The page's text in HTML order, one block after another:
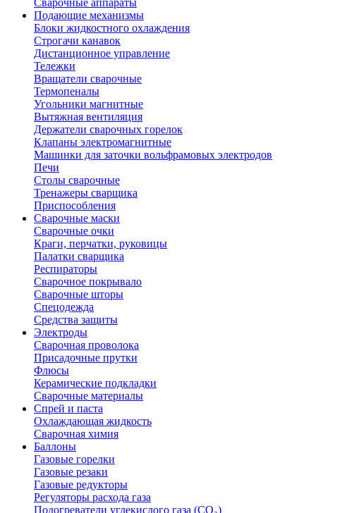
Подающие механизмы
Блоки жидкостного охлаждения
Строгачи канавок
Дистанционное управление
Тележки
Вращатели сварочные
Термопеналы
Угольники магнитные
Вытяжная вентиляция
Держатели сварочных горелок
Клапаны электромагнитные
Машинки для заточки вольфрамовых электродов
Печи
Столы сварочные
Тренажеры сварщика
Приспособления
Сварочные маски
Сварочные очки
Краги, перчатки, руковицы
Палатки сварщика
Респираторы
Сварочное покрывало
Сварочные шторы
Спецодежда
Средства защиты
Электроды
Сварочная проволока
Присадочные прутки
Флюсы
Керамические подкладки
Сварочные материалы
Спрей и паста
Охлаждающая жидкость
Сварочная химия
Баллоны
Газовые горелки
Газовые резаки
Газовые редукторы
Регуляторы расхода газа
Подогреватели углекислого газа (CO₂)